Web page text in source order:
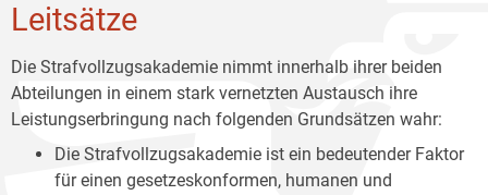
Leitsätze
Die Strafvollzugsakademie nimmt innerhalb ihrer beiden
Abteilungen in einem stark vernetzten Austausch ihre
Leistungserbringung nach folgenden Grundsätzen wahr:
Die Strafvollzugsakademie ist ein bedeutender Faktor
für einen gesetzeskonformen, humanen und